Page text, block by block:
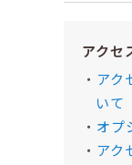
アクセ
アク
いて
オプ
アク